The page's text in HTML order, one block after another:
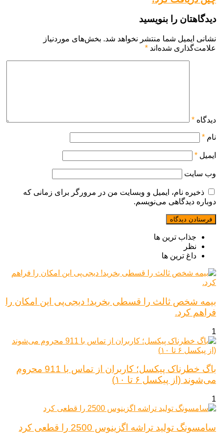
دیدگاهتان را بنویسید
نشانی ایمیل شما منتشر نخواهد شد. بخش‌های موردنیاز
علامت‌گذاری شده‌اند *
دیدگاه *
نام *
ایمیل *
وب‌ سایت
ذخیره نام، ایمیل و وبسایت من در مرورگر برای زمانی که
دوباره دیدگاهی می‌نویسم.
جذاب ترین ها
نظر
داغ ترین ها
بیمه شخص ثالث را قسطی بخرید! دیجی‌پی این امکان را
فراهم کرد.
1
باگ خطرناک پیکسل؛ کاربران از تماس با 911 محروم
می‌شوند (از پیکسل ۶ تا ۱۰)
1
سامسونگ تولید تراشه اگزینوس 2500 را قطعی کرد